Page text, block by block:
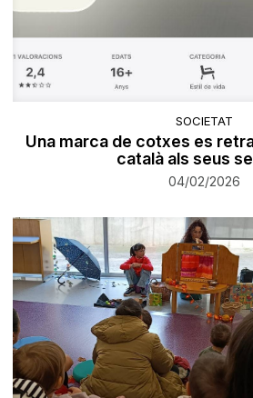
SOCIETAT
Una marca de cotxes es
català als seus
04/02/2026